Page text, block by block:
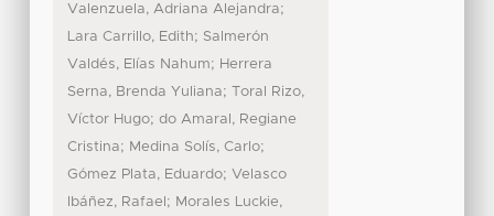
Valenzuela, Adriana Alejandra;
Lara Carrillo, Edith; Salmerón
Valdés, Elías Nahum; Herrera
Serna, Brenda Yuliana;
Toral Rizo,
Víctor Hugo; do Amaral, Regiane
Cristina; Medina Solís, Carlo;
Gómez Plata, Eduardo; Velasco
Ibáñez, Rafael ; Morales Luckie,